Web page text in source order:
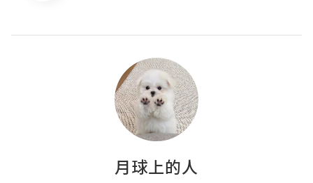
月球上的人